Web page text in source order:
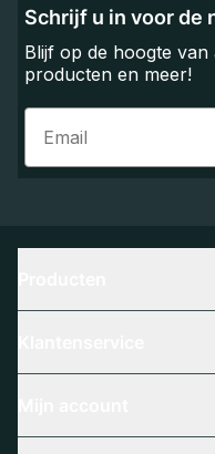
Schrijf u in voor de
Blijf op de hoogte van
producten en meer!
Email